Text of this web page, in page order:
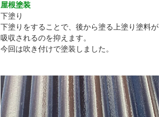
屋根塗装
下塗り
下塗りをすることで、後から塗る上塗り塗料が
吸収されるのを抑えます。
今回は吹き付けで塗装しました。